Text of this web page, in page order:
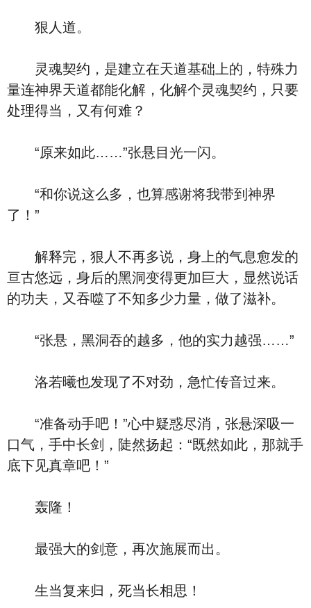
狠人道。
灵魂契约，是建立在天道基础上的，特殊力
量连神界天道都能化解，化解个灵魂契约，只要
处理得当，又有何难？
“原来如此……”张悬目光一闪。
“和你说这么多，也算感谢将我带到神界
了！”
解释完，狠人不再多说，身上的气息愈发的
亘古悠远，身后的黑洞变得更加巨大，显然说话
的功夫，又吞噬了不知多少力量，做了滋补。
“张悬，黑洞吞的越多，他的实力越强……”
洛若曦也发现了不对劲，急忙传音过来。
“准备动手吧！”心中疑惑尽消，张悬深吸一
口气，手中长剑，陡然扬起：“既然如此，那就手
底下见真章吧！”
轰隆！
最强大的剑意，再次施展而出。
生当复来归，死当长相思！